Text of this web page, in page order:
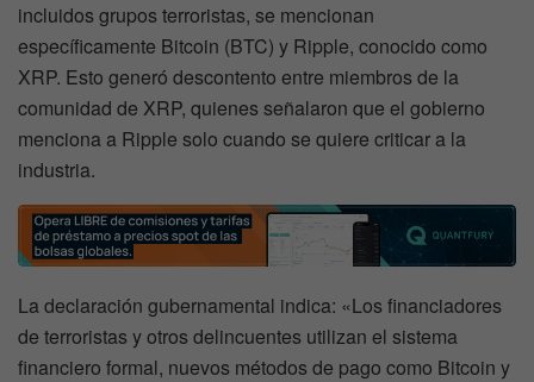
incluidos grupos terroristas, se mencionan
específicamente Bitcoin (BTC) y Ripple, conocido como
XRP. Esto generó descontento entre miembros de la
comunidad de XRP, quienes señalaron que el gobierno
menciona a Ripple solo cuando se quiere criticar a la
industria.
La declaración gubernamental indica: «Los financiadores
de terroristas y otros delincuentes utilizan el sistema
financiero formal, nuevos métodos de pago como Bitcoin y